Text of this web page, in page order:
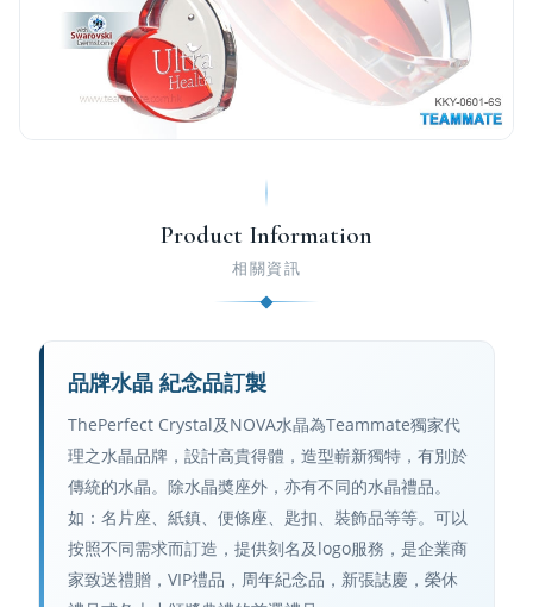
Product Information
相關資訊
品牌水晶 紀念品訂製
ThePerfect Crystal及NOVA水晶為Teammate獨家代
理之水晶品牌，設計高貴得體，造型嶄新獨特，有別於
傳統的水晶。除水晶奬座外，亦有不同的水晶禮品。
如：名片座、紙鎮、便條座、匙扣、裝飾品等等。可以
按照不同需求而訂造，提供刻名及logo服務，是企業商
家致送禮贈，VIP禮品，周年紀念品，新張誌慶，榮休